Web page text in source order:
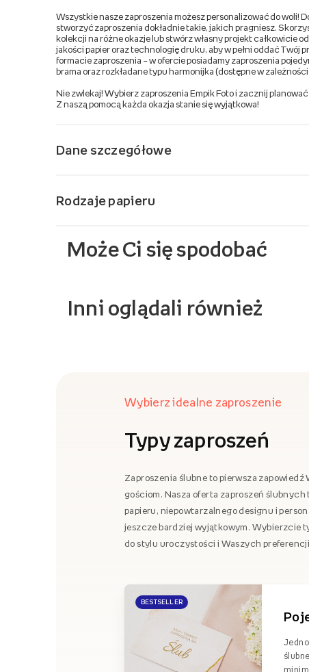
Wszystkie nasze zaproszenia możesz personalizować do woli!
stworzyć zaproszenia dokładnie takie, jakich pragniesz.
kolekcji na różne okazje lub stwórz własny projekt całkowicie
jakości papier oraz technologię druku, aby w pełni oddać Twój
formacie zaproszenia – w ofercie posiadamy zaproszenia
brama oraz rozkładane typu harmonijka (dostępne w
Nie zwlekaj! Wybierz zaproszenia Empik Foto i zacznij
Z naszą pomocą każda okazja stanie się wyjątkowa!
Dane szczegółowe
Rodzaje papieru
Może Ci się spodobać
Inni oglądali również
Wybierz idealne zaproszenie
Typy zaproszeń
BESTSELLER